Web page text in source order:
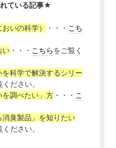
ている記事★
いの科学） ・・・ こち
い ・・・ こちら をご覧く
科学で解決するシリー
ください。
を調べたい」方 ・・・ こ
消臭製品」を知りたい
ください。